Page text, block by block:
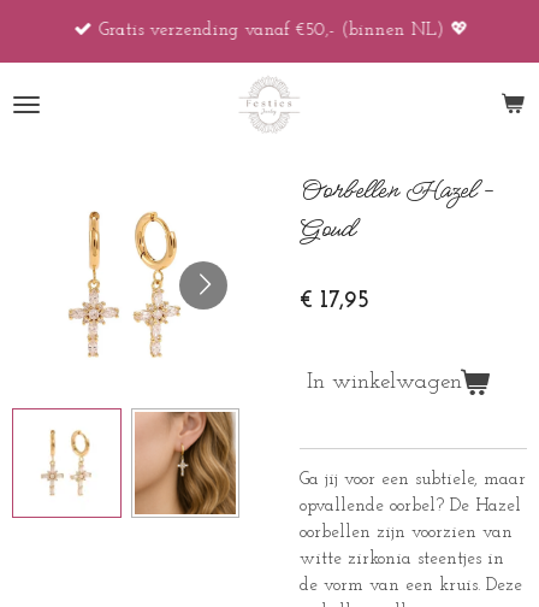
de
Gratis verzending vanaf €50,- (binnen NL) 💖
Oorbellen Hazel -
Goud
€ 17,95
In winkelwagen
Ga jij voor een subtiele, maar
opvallende oorbel? De Hazel
oorbellen zijn voorzien van
witte zirkonia steentjes in
de vorm van een kruis. Deze